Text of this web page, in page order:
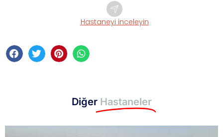
Hastaneyi inceleyin
Diğer Hastaneler